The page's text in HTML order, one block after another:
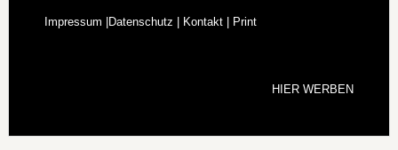
Impressum | Datenschutz | Kontakt | Print
HIER WERBEN